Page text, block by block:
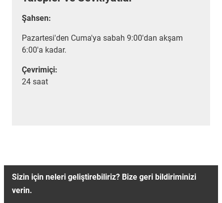
Şahsen:
Pazartesi'den Cuma'ya sabah 9:00'dan akşam
6:00'a kadar.
Çevrimiçi:
24 saat
Sizin için neleri geliştirebiliriz? Bize geri bildiriminizi
verin.